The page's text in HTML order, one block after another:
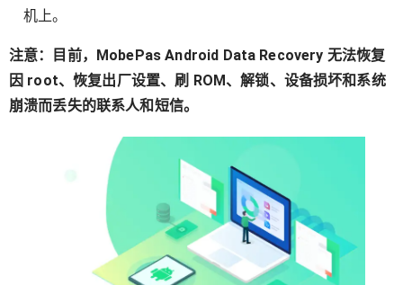
机上。
注意：目前，MobePas Android Data Recovery 无法恢复
因 root、恢复出厂设置、刷 ROM、解锁、设备损坏和系统
崩溃而丢失的联系人和短信。